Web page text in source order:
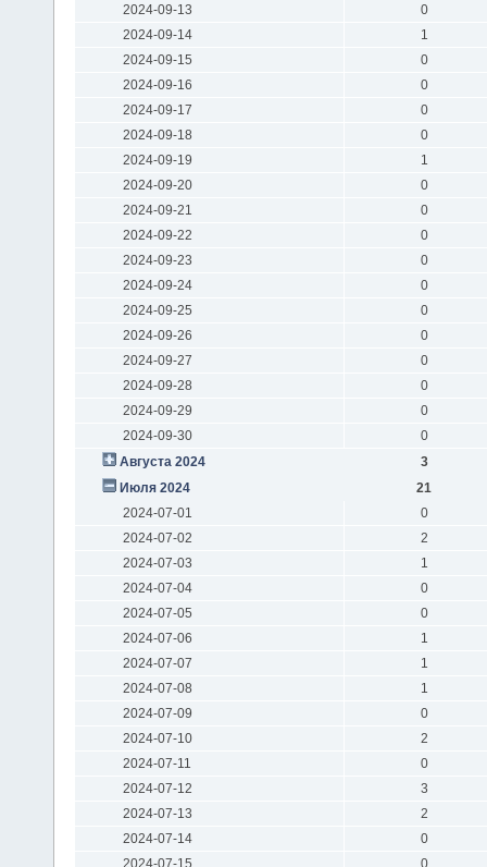
2024-09-13
0
2024-09-14
1
2024-09-15
0
2024-09-16
0
2024-09-17
0
2024-09-18
0
2024-09-19
1
2024-09-20
0
2024-09-21
0
2024-09-22
0
2024-09-23
0
2024-09-24
0
2024-09-25
0
2024-09-26
0
2024-09-27
0
2024-09-28
0
2024-09-29
0
2024-09-30
0
Августа 2024
3
Июля 2024
21
2024-07-01
0
2024-07-02
2
2024-07-03
1
2024-07-04
0
2024-07-05
0
2024-07-06
1
2024-07-07
1
2024-07-08
1
2024-07-09
0
2024-07-10
2
2024-07-11
0
2024-07-12
3
2024-07-13
2
2024-07-14
0
2024-07-15
0